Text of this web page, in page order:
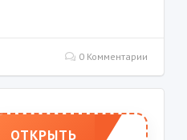
0 Комментарии
ОТКРЫТЬ